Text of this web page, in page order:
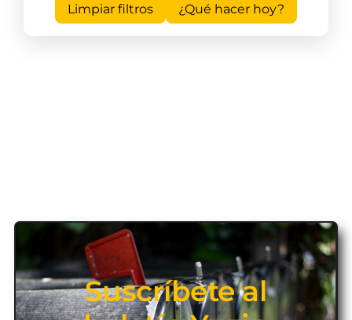
Limpiar filtros ¿Qué hacer hoy?
Suscríbete al